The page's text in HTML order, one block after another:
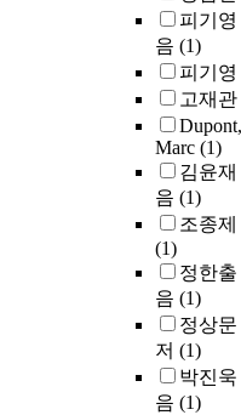
피기영
음 (1)
피기영
고재관
Dupont,
Marc (1)
김윤재
음 (1)
조종제
(1)
정한출
음 (1)
정상문
저 (1)
박진욱
음 (1)